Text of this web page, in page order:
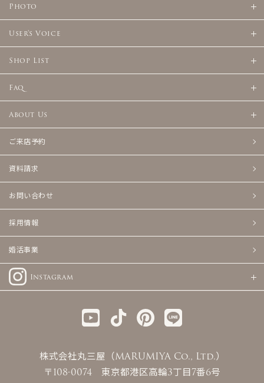
Photo
User's Voice
Shop List
Faq
About Us
ご来店予約
資料請求
お問い合わせ
採用情報
婚活事業
Instagram
株式会社丸三屋（MARUMIYA Co., Ltd.）
〒108-0074 東京都港区高輪3丁目7番6号